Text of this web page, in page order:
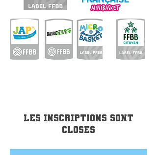
Les inscriptions sont
closes